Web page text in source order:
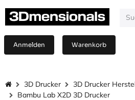
Anmelden Warenkorb
3D Drucker 3D Drucker
Bambu Lab X2D 3D Drucker